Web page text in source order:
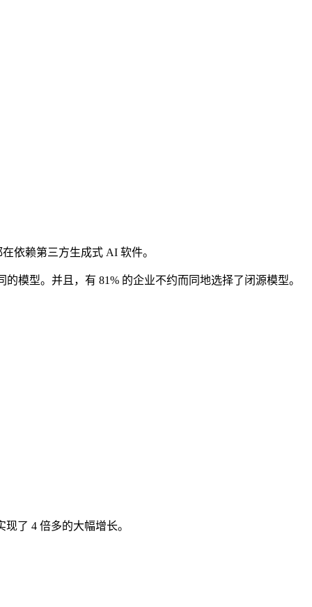
依赖第三方生成式 AI 软件。
型。并且，有 81% 的企业不约而同地选择了闭源模型。
了 4 倍多的大幅增长。